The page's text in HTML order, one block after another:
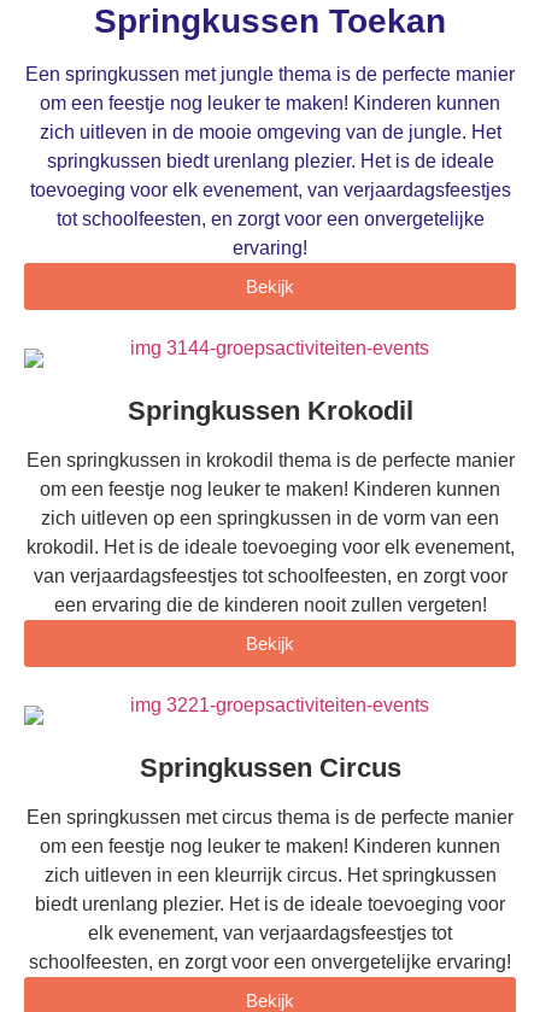
Springkussen Toekan
Een springkussen met jungle thema is de perfecte manier
om een feestje nog leuker te maken! Kinderen kunnen
zich uitleven in de mooie omgeving van de jungle. Het
springkussen biedt urenlang plezier. Het is de ideale
toevoeging voor elk evenement, van verjaardagsfeestjes
tot schoolfeesten, en zorgt voor een onvergetelijke
ervaring!
Bekijk
Springkussen Krokodil
Een springkussen in krokodil thema is de perfecte manier
om een feestje nog leuker te maken! Kinderen kunnen
zich uitleven op een springkussen in de vorm van een
krokodil. Het is de ideale toevoeging voor elk evenement,
van verjaardagsfeestjes tot schoolfeesten, en zorgt voor
een ervaring die de kinderen nooit zullen vergeten!
Bekijk
Springkussen Circus
Een springkussen met circus thema is de perfecte manier
om een feestje nog leuker te maken! Kinderen kunnen
zich uitleven in een kleurrijk circus. Het springkussen
biedt urenlang plezier. Het is de ideale toevoeging voor
elk evenement, van verjaardagsfeestjes tot
schoolfeesten, en zorgt voor een onvergetelijke ervaring!
Bekijk